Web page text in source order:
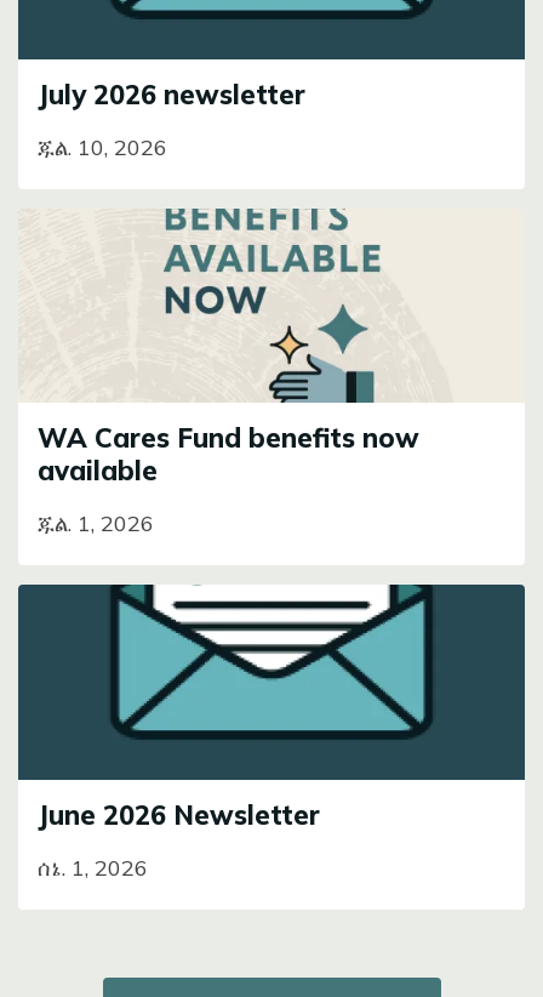
July 2026 newsletter
ጁል. 10, 2026
WA Cares Fund benefits now
available
ጁል. 1, 2026
June 2026 Newsletter
ሰኔ. 1, 2026